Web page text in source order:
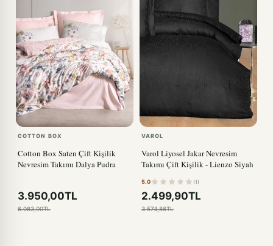
COTTON BOX
Cotton Box Saten Çift Kişilik
Nevresim Takımı Dalya Pudra
3.950,00TL
6.083,00TL
VAROL
Varol Liyosel Jakar Nevresim
Takımı Çift Kişilik - Lienzo Siyah
5.0 (1)
2.499,90TL
3.574,86TL